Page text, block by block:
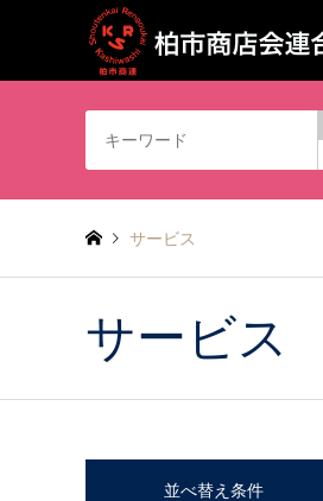
サービス
サービス
並べ替え条件